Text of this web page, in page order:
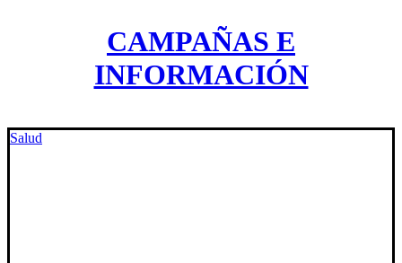
CAMPAÑAS E
INFORMACIÓN
Salud